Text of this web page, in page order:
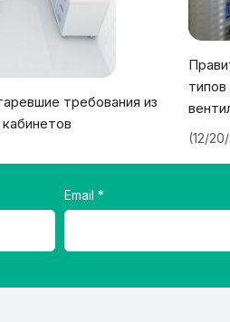
требования из
(12/
Email